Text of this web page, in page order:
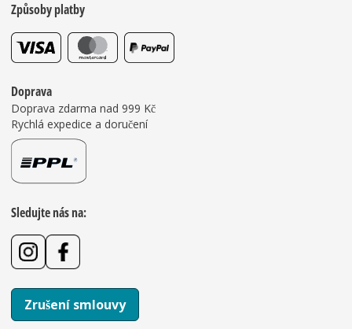
Způsoby platby
Doprava
Doprava zdarma nad 999 Kč
Rychlá expedice a doručení
Sledujte nás na:
Zrušení smlouvy